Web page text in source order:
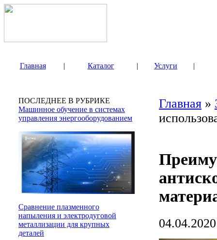
Главная | Каталог | Услуги |
ПОСЛЕДНЕЕ В РУБРИКЕ
Машинное обучение в системах
управления энергооборудованием
Сравнение плазменного
напыления и электродуговой
металлизации для крупных
деталей
Главная »
04.04.2020